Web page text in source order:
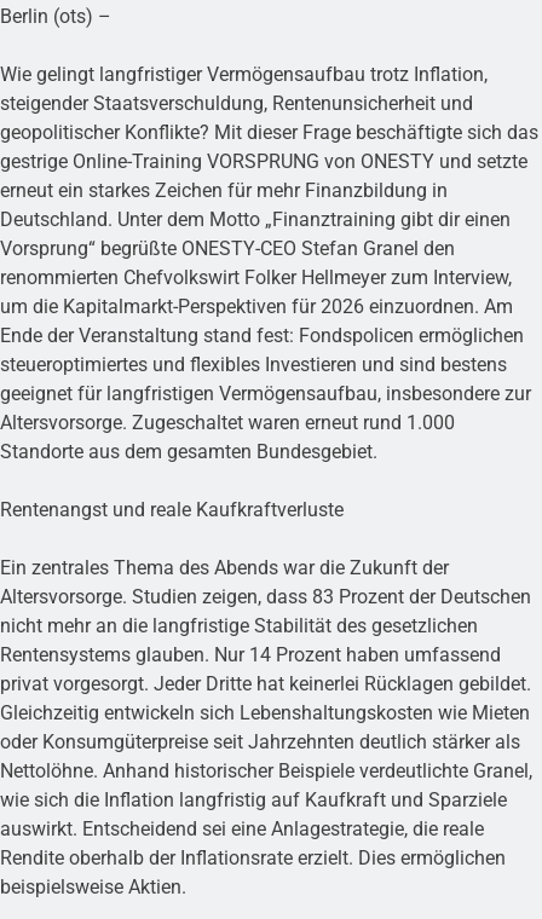
Berlin (ots) –
Wie gelingt langfristiger Vermögensaufbau trotz Inflation,
steigender Staatsverschuldung, Rentenunsicherheit und
geopolitischer Konflikte? Mit dieser Frage beschäftigte sich das
gestrige Online-Training VORSPRUNG von ONESTY und setzte
erneut ein starkes Zeichen für mehr Finanzbildung in
Deutschland. Unter dem Motto „Finanztraining gibt dir einen
Vorsprung“ begrüßte ONESTY-CEO Stefan Granel den
renommierten Chefvolkswirt Folker Hellmeyer zum Interview,
um die Kapitalmarkt-Perspektiven für 2026 einzuordnen. Am
Ende der Veranstaltung stand fest: Fondspolicen ermöglichen
steueroptimiertes und flexibles Investieren und sind bestens
geeignet für langfristigen Vermögensaufbau, insbesondere zur
Altersvorsorge. Zugeschaltet waren erneut rund 1.000
Standorte aus dem gesamten Bundesgebiet.
Rentenangst und reale Kaufkraftverluste
Ein zentrales Thema des Abends war die Zukunft der
Altersvorsorge. Studien zeigen, dass 83 Prozent der Deutschen
nicht mehr an die langfristige Stabilität des gesetzlichen
Rentensystems glauben. Nur 14 Prozent haben umfassend
privat vorgesorgt. Jeder Dritte hat keinerlei Rücklagen gebildet.
Gleichzeitig entwickeln sich Lebenshaltungskosten wie Mieten
oder Konsumgüterpreise seit Jahrzehnten deutlich stärker als
Nettolöhne. Anhand historischer Beispiele verdeutlichte Granel,
wie sich die Inflation langfristig auf Kaufkraft und Sparziele
auswirkt. Entscheidend sei eine Anlagestrategie, die reale
Rendite oberhalb der Inflationsrate erzielt. Dies ermöglichen
beispielsweise Aktien.